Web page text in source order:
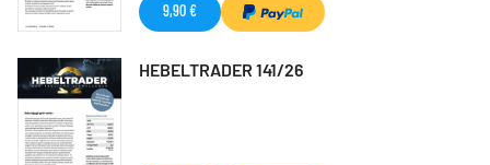
9,90 €
HEBELTRADER 141/26